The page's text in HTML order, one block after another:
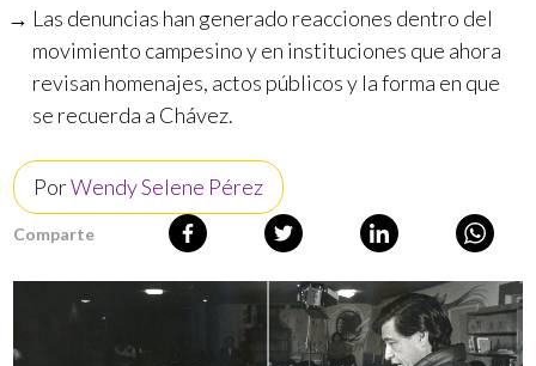
Las denuncias han generado reacciones dentro del
movimiento campesino y en instituciones que ahora
revisan homenajes, actos públicos y la forma en que
se recuerda a Chávez.
PorWendy Selene Pérez
Comparte